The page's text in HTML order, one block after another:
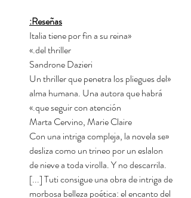
Reseñas:
«Italia tiene por fin a su reina
del thriller.»
Sandrone Dazieri
«Un thriller que penetra los pliegues del
alma humana. Una autora que habrá
que seguir con atención.»
Marta Cervino, Marie Claire
«Con una intriga compleja, la novela se
desliza como un trineo por un eslalon
de nieve a toda virolla. Y no descarrila.
[...] Tuti consigue una obra de intriga de
morbosa belleza poética: el encanto del